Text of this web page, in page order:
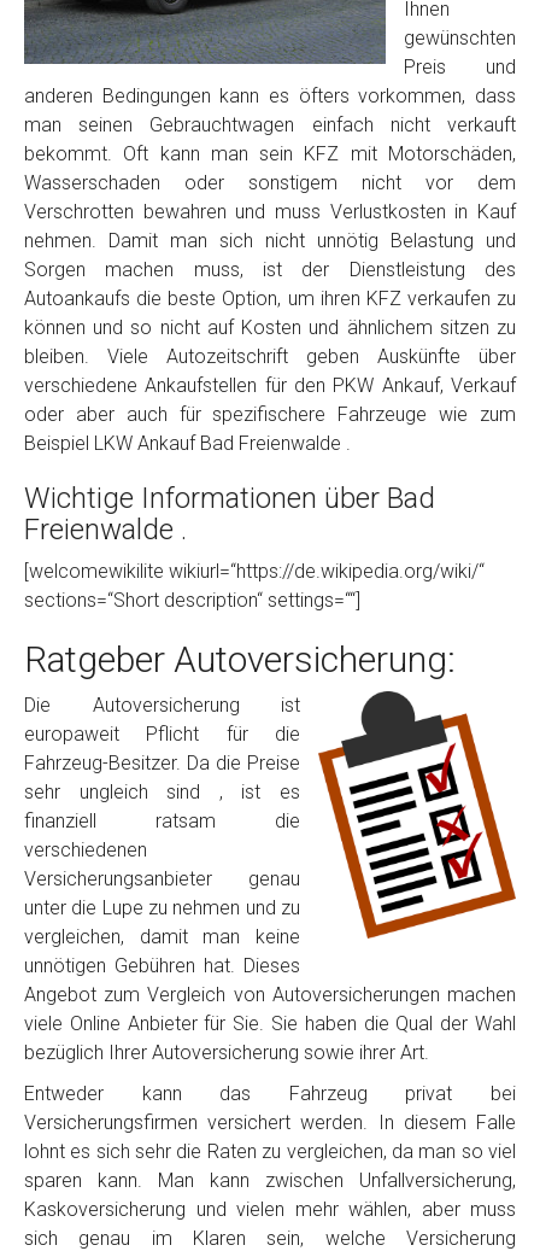
Foto Nr. 3
Sonstiges
Fertig
Wie viel ist 10+2 ?*
Ihnen
gewünschten
Preis und
anderen Bedingungen kann es öfters vorkommen, dass
man seinen Gebrauchtwagen einfach nicht verkauft
bekommt. Oft kann man sein KFZ mit Motorschäden,
Wasserschaden oder sonstigem nicht vor dem
Verschrotten bewahren und muss Verlustkosten in Kauf
nehmen. Damit man sich nicht unnötig Belastung und
Sorgen machen muss, ist der Dienstleistung des
Autoankaufs die beste Option, um ihren KFZ verkaufen zu
können und so nicht auf Kosten und ähnlichem sitzen zu
bleiben. Viele Autozeitschrift geben Auskünfte über
verschiedene Ankaufstellen für den PKW Ankauf, Verkauf
oder aber auch für spezifischere Fahrzeuge wie zum
Beispiel LKW Ankauf Bad Freienwalde .
Wichtige Informationen über Bad
Freienwalde .
[welcomewikilite wikiurl=“https://de.wikipedia.org/wiki/“
sections=“Short description“ settings=““]
Ratgeber Autoversicherung:
Die Autoversicherung ist
europaweit Pflicht für die
Fahrzeug-Besitzer. Da die Preise
sehr ungleich sind , ist es
finanziell ratsam die
verschiedenen
Versicherungsanbieter genau
unter die Lupe zu nehmen und zu
vergleichen, damit man keine
unnötigen Gebühren hat. Dieses
Angebot zum Vergleich von Autoversicherungen machen
viele Online Anbieter für Sie. Sie haben die Qual der Wahl
bezüglich Ihrer Autoversicherung sowie ihrer Art.
Entweder kann das Fahrzeug privat bei
Versicherungsfirmen versichert werden. In diesem Falle
lohnt es sich sehr die Raten zu vergleichen, da man so viel
sparen kann. Man kann zwischen Unfallversicherung,
Kaskoversicherung und vielen mehr wählen, aber muss
sich genau im Klaren sein, welche Versicherung